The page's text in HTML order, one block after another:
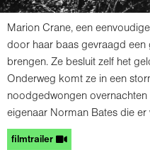
Marion Crane, een
door haar baas gevraagd een
brengen. Ze besluit zelf het
Onderweg komt ze in een
noodgedwongen
eigenaar Norman Bates die
filmtrailer